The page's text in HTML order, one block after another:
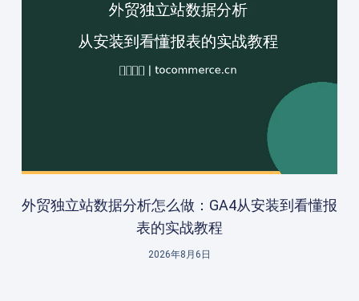
外贸独立站数据分析怎么做：GA4从安装到看懂报
表的实战教程
2026年8月6日